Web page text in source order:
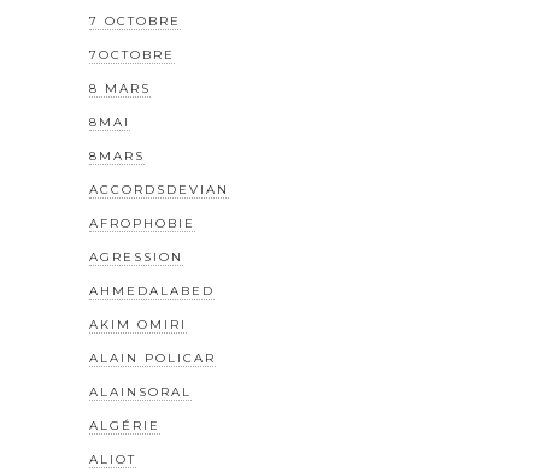
7 OCTOBRE
7OCTOBRE
8 MARS
8MAI
8MARS
ACCORDSDEVIAN
AFROPHOBIE
AGRESSION
AHMEDALABED
AKIM OMIRI
ALAIN POLICAR
ALAINSORAL
ALGÉRIE
ALIOT